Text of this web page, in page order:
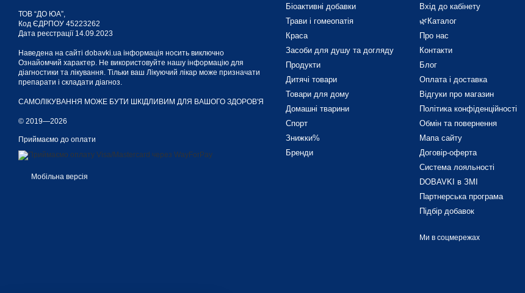
розвитку алергії, бронхіальної астми;
гнійних отитах, синуситах, гайморитах, ринітах.
Властивості препарату ацетилцистеїн
Активний інгредієнт володіє накопичувальним ефектом. Для максимального впливу і
ТОВ “ДО ЮА”,
Код ЄДРПОУ 45223262
Дата реєстрації 14.09.2023
Наведена на сайті dobavki.ua інформація носить виключно
Ознайомчий характер. Не використовуйте нашу інформацію для
діагностики та лікування. Тільки ваш Лікуючий лікар може призначати
препарати і складати діагноз.
САМОЛІКУВАННЯ МОЖЕ БУТИ ШКІДЛИВИМ ДЛЯ ВАШОГО ЗДОРОВ'Я
© 2019—2026
Приймаємо до оплати
Мобільна версія
Біоактивні добавки
Трави і гомеопатія
Краса
Засоби для душу та догляду
Продукти
Дитячі товари
Товари для дому
Домашні тварини
Спорт
Знижки%
Бренди
Вхід до кабінету
🌿Каталог
Про нас
Контакти
Блог
Оплата і доставка
Відгуки про магазин
Політика конфіденційності
Обмін та повернення
Мапа сайту
Договір-оферта
Система лояльності
DOBAVKI в ЗМІ
Партнерська програма
Підбір добавок
Ми в соцмережах